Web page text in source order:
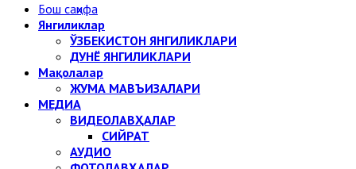
Бош саҳифа
Янгиликлар
ЎЗБЕКИСТОН ЯНГИЛИКЛАРИ
ДУНЁ ЯНГИЛИКЛАРИ
Мақолалар
ЖУМА МАВЪИЗАЛАРИ
МЕДИА
ВИДЕОЛАВҲАЛАР
СИЙРАТ
АУДИО